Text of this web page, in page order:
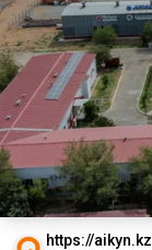
https://aikyn.kz